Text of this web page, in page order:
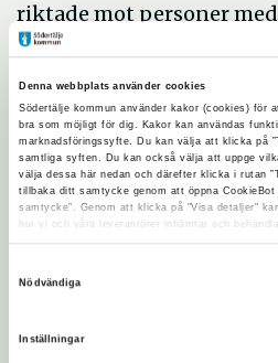
Denna webbplats använder cookies
Södertälje kommun använder kakor (cookies) för
bra som möjligt för dig. Kakor kan användas
marknadsföringssyfte. Du kan välja att klicka på
samtliga syften. Du kan också välja att uppge
välja dessa här nedan och därefter klicka i rutan
tillbaka ditt samtycke genom att öppna
samtycke”. Genom att klicka på "Visa detaljer"
hur vi och våra leverantörer inhämtar och
Nödvändiga
Inställningar
riktade mot personer
och är inte tillgängliga för
Utomhus finns en
och en badstrand med
vattnet.
Bad
vid Malmsjön. Badplatsen
väl anpassad med olika